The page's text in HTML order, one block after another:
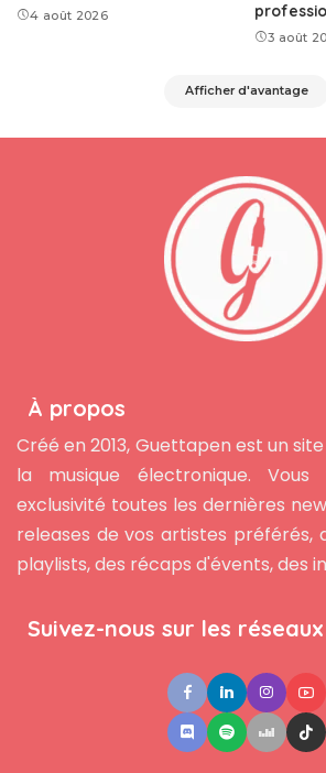
4 août 2026
3 août
Afficher d'avantage
À propos
Créé en 2013, Guettapen est un
la musique électronique.
exclusivité toutes les dernières
releases de vos artistes préférés,
playlists, des récaps d'évents, des
Suivez-nous sur les